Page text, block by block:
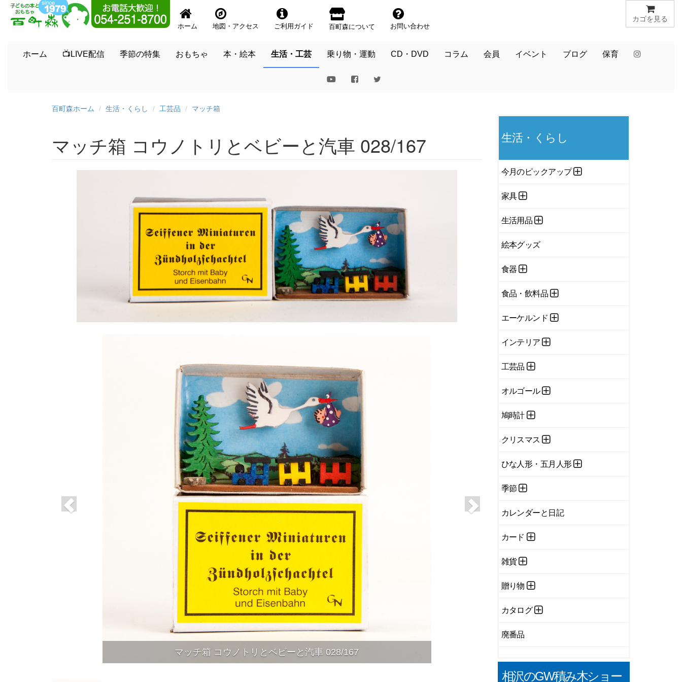
カゴを見る
ホーム 地図・アクセス ご利用ガイド 百町森について お問い合わせ
ホーム 📺LIVE配信 季節の特集 おもちゃ 本・絵本 生活・工芸 乗り物・運動 CD・DVD コラム 会員 イベント ブログ 保育
百町森ホーム 生活・くらし 工芸品 マッチ箱
マッチ箱 コウノトリとベビーと汽車 028/167
マッチ箱 コウノトリとベビーと汽車 028/167
生活・くらし
今月のピックアップ
家具
生活用品
絵本グッズ
食器
食品・飲料品
エーケルンド
インテリア
工芸品
オルゴール
鳩時計
クリスマス
ひな人形・五月人形
季節
カレンダーと日記
カード
雑貨
贈り物
カタログ
廃番品
相沢のGW積み木ショー